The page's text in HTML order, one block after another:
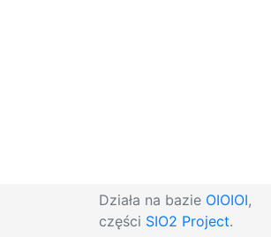
Działa na bazie OIOIOI,
części SIO2 Project.